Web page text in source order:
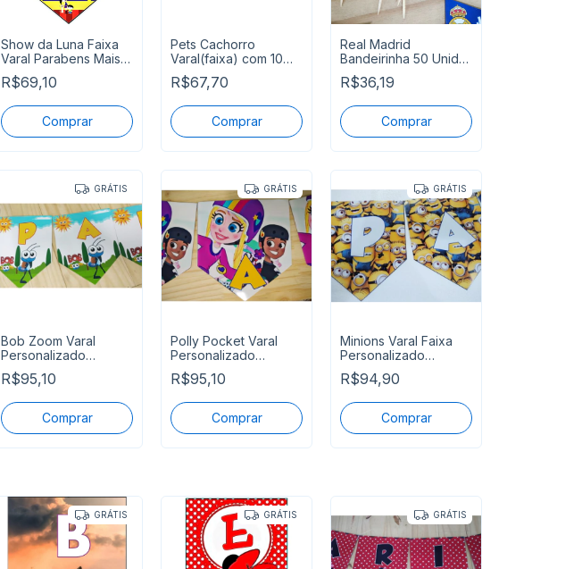
Show da Luna Faixa
Varal Parabens Mais
Nome Pronta Entrega
R$69,10
Pets Cachorro
Varal(faixa) com 10
Rostinhos Decoração
Parede
R$67,70
Real Madrid
Bandeirinha 50 Unid
Personalizada para
Lancinhos
R$36,19
GRÁTIS
Bob Zoom Varal
Personalizado
Parabens Mais Nome
P Entrega
R$95,10
GRÁTIS
Polly Pocket Varal
Personalizado
Parabens Mais Nome
P Entreg
R$95,10
GRÁTIS
Minions Varal Faixa
Personalizado
Parabens + Nome
R$94,90
GRÁTIS GRÁTIS GRÁTIS